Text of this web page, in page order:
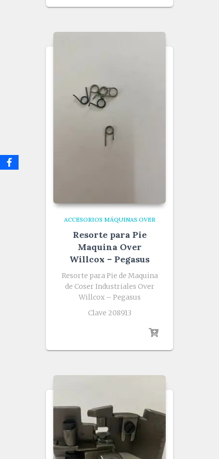
ACCESORIOS MÁQUINAS OVER
Resorte para Pie
Maquina Over
Willcox – Pegasus
Resorte para Pie de Maquina
de Coser Industriales Over
Willcox – Pegasus
Clave 208913